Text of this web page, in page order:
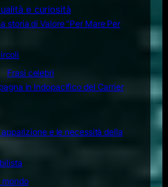
e curiosità
storia di Valore "Per Mare Per
Frasi celebri
in Indopacifico del Carrier
e le necessità della
mondo